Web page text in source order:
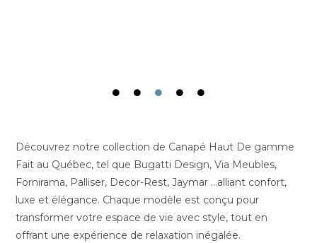
Découvrez notre collection de Canapé Haut De gamme
Fait au Québec, tel que Bugatti Design, Via Meubles,
Fornirama, Palliser, Decor-Rest, Jaymar …alliant confort,
luxe et élégance. Chaque modèle est conçu pour
transformer votre espace de vie avec style, tout en
offrant une expérience de relaxation inégalée.